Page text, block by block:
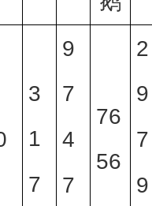
3
1
7
9
7
4
7
76
56
2
9
7
9